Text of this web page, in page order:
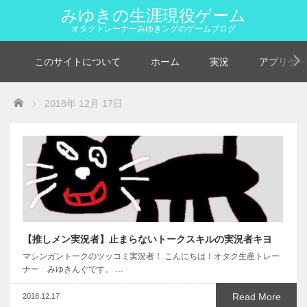
みゆきの生涯現役ゲーム
オタクトレーナーみゆきングのゲームブログ
このサイトについて ホーム 実況 アプリゲ
Home 2018年 12月 17日
【推しメン実況者】止まらないトークスキルの実況者キヨ
マシンガントークのツッコミ実況者！ こんにちは！オタク生産トレー
ナー みゆきんぐです。 …
Read More
2018.12.17